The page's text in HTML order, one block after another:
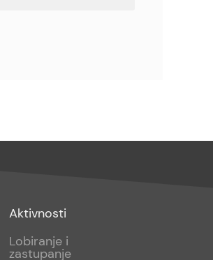
Footer
sub
Aktivnosti
Lobiranje i
zastupanje